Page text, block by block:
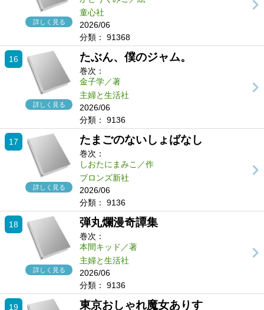
詳しく見る
童心社
2026/06
分類：
91368
16
詳しく見る
たぶん、僕のジャム。
巻次：
金子学／著
主婦と生活社
2026/06
分類：
9136
17
詳しく見る
たまごのないしょばなし
巻次：
しおたにまみこ／作
ブロンズ新社
2026/06
分類：
9136
18
詳しく見る
弾丸爛漫奇譚集
巻次：
本間キッド／著
主婦と生活社
2026/06
分類：
9136
19 東京おしゃれ魔女ありす